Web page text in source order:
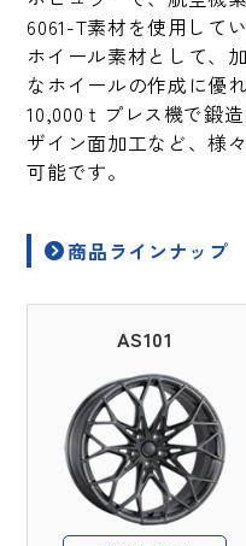
6061-T素材を使用してい
ホイール素材として、
なホイールの作成に優
10,000ｔプレス機で鍛
ザイン面加工など、様
可能です。
商品ラインナップ
AS101